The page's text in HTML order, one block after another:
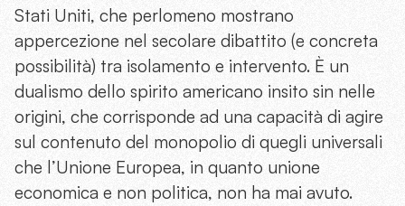
Stati Uniti, che perlomeno mostrano
appercezione nel secolare dibattito (e concreta
possibilità) tra isolamento e intervento. È un
dualismo dello spirito americano insito sin nelle
origini, che corrisponde ad una capacità di agire
sul contenuto del monopolio di quegli universali
che l’Unione Europea, in quanto unione
economica e non politica, non ha mai avuto.